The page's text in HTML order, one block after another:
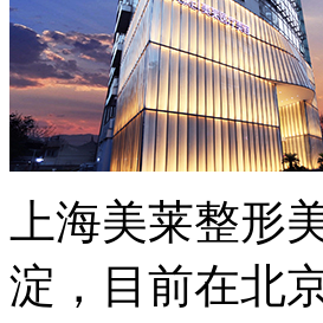
上海美莱整形
淀，目前在北